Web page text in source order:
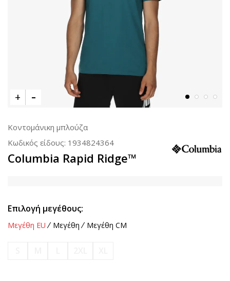
Κοντομάνικη μπλούζα
Κωδικός είδους: 1934824364
Columbia Rapid Ridge™
Επιλογή μεγέθους:
Μεγέθη EU Μεγέθη Μεγέθη CM